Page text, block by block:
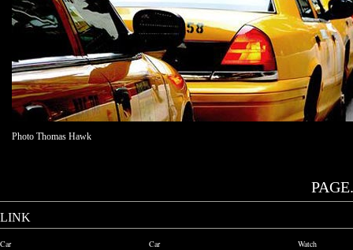
Photo Thomas Hawk
LINK
Car Car Watch